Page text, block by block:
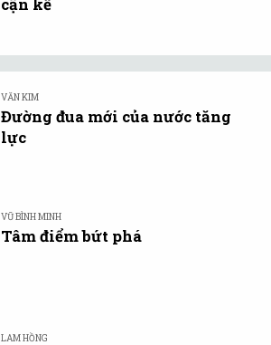
VĂN KIM
Đường đua mới của nước tăng
lực
VŨ BÌNH MINH
Tâm điểm bứt phá
LAM HỒNG